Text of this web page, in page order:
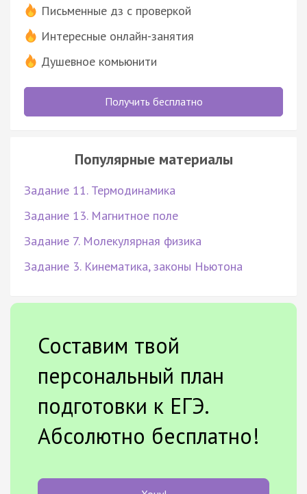
Письменные дз с проверкой
Интересные онлайн-занятия
Душевное комьюнити
Получить бесплатно
Популярные материалы
Задание 11. Термодинамика
Задание 13. Магнитное поле
Задание 7. Молекулярная физика
Задание 3. Кинематика, законы Ньютона
Составим твой
персональный план
подготовки к ЕГЭ.
Абсолютно бесплатно!